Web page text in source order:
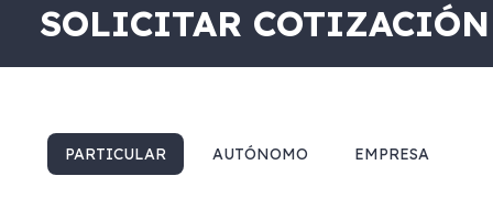
SOLICITAR COTIZACIÓN
PARTICULAR AUTÓNOMO EMPRESA